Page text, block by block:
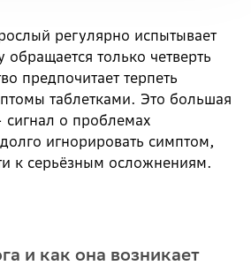
регулярно испытывает
только четверть
предпочитает терпеть
таблетками. Это большая
о проблемах
игнорировать симптом,
к серьёзным осложнениям.
и как она возникает